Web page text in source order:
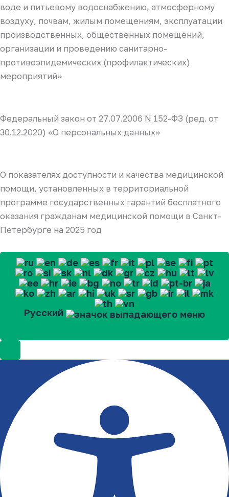
воде и питьевому водоснабжению, атмосферному
воздуху, почвам, жилым помещениям, эксплуатации
производственных, общественных помещений,
организации и проведению санитарно-
противоэпидемических (профилактических)
мероприятий»
Федеральный закон от 27.07.2006 N 152-ФЗ (ред. от
30.12.2020) «О персональных данных»
О показателях доступности и качества медицинской
помощи, установленных в территориальной
программе государственных гарантий бесплатного
оказания гражданам медицинской помощи в Санкт-
Петербурге на 2025 год
Русский